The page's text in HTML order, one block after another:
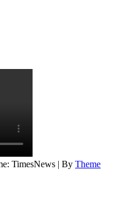
TimesNews | By Theme